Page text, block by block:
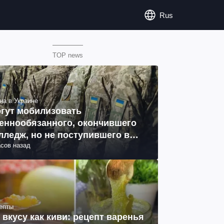
Rus
TOP news
в Украине
мобилизовать
окончившего
но не поступившего в
объяснение юриста
назад
как киви: рецепт варенья